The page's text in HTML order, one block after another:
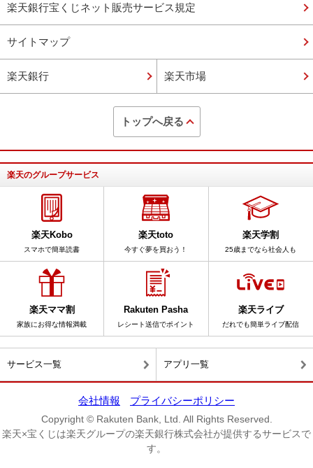
楽天銀行宝くじネット販売サービス規定
サイトマップ
楽天銀行 楽天市場
トップへ戻る
楽天のグループサービス
楽天Kobo
スマホで簡単読書
楽天toto
今すぐ夢を買おう！
楽天学割
25歳までなら社会人も
楽天ママ割
家族にお得な情報満載
Rakuten Pasha
レシート送信でポイント
楽天ライブ
だれでも簡単ライブ配信
サービス一覧 アプリ一覧
会社情報 プライバシーポリシー
Copyright © Rakuten Bank, Ltd. All Rights Reserved.
楽天×宝くじは楽天グループの楽天銀行株式会社が提供するサービスで
す。